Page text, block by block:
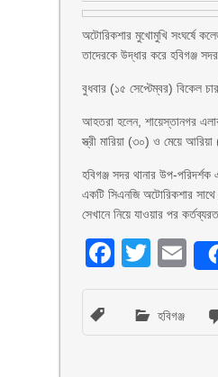
অটোরিকশার মুখোমুখি সংঘর্ষে
তাদেরকে উদ্ধার করে হবিগঞ্জ
বুধবার (১৫ সেপ্টেম্বর) বিকেল
আহতরা হলেন, শায়েস্তানগর
স্ত্রী মারিয়া (৩০) ও মেয়ে
হবিগঞ্জ সদর থানার উপ-
একটি সিএনজি অটোরিকশার
সেখানে নিয়ে যাওয়ার পর
হবিগঞ্জ